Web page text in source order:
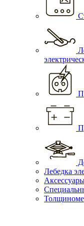
Лебедка